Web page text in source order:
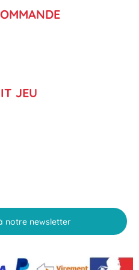
JEU
notre newsletter